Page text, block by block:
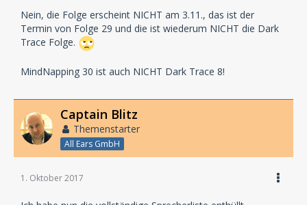
Nein, die Folge erscheint NICHT am 3.11., das ist der
Termin von Folge 29 und die ist wiederum NICHT die Dark
Trace Folge.
MindNapping 30 ist auch NICHT Dark Trace 8!
Captain Blitz
Themenstarter
All Ears GmbH
1. Oktober 2017